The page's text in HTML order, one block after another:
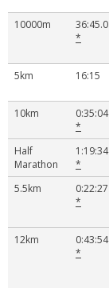
10000m
36:45.0
*
5km
16:15
10km
0:35:04
*
Half
Marathon
1:19:34
*
5.5km
0:22:27
*
12km
0:43:54
*